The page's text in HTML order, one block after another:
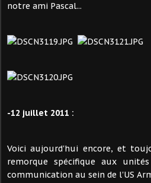
notre ami Pascal...
-12 juillet 2011 :
Voici aujourd'hui encore, et
remorque spécifique aux
communication au sein de l'US